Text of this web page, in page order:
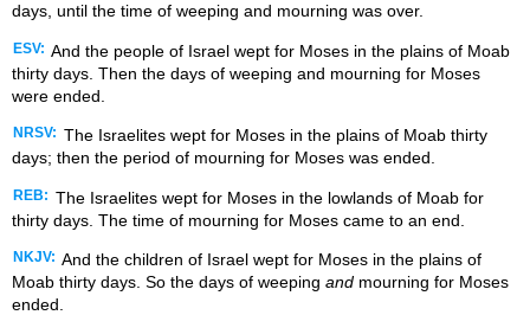
days, until the time of weeping and mourning was over.
ESV: And the people of Israel wept for Moses in the plains of Moab
thirty days. Then the days of weeping and mourning for Moses
were ended.
NRSV: The Israelites wept for Moses in the plains of Moab thirty
days; then the period of mourning for Moses was ended.
REB: The Israelites wept for Moses in the lowlands of Moab for
thirty days. The time of mourning for Moses came to an end.
NKJV: And the children of Israel wept for Moses in the plains of
Moab thirty days. So the days of weeping and mourning for Moses
ended.